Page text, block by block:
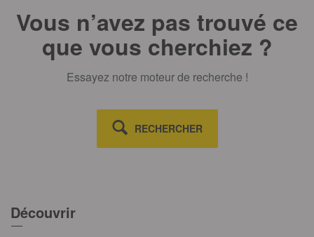
Vous n’avez pas trouvé ce
que vous cherchiez ?
Essayez notre moteur de recherche !
RECHERCHER
Découvrir